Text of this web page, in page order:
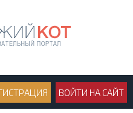
ВОЙТИ НА САЙТ